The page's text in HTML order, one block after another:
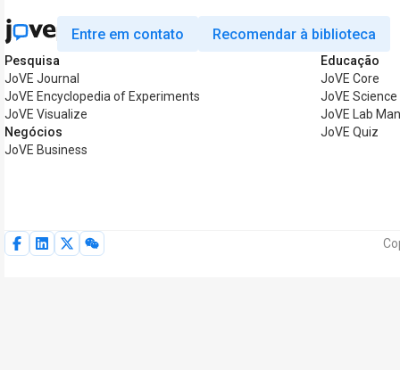
Entre em contato Recomendar à biblioteca
Pesquisa
JoVE Journal
JoVE Encyclopedia of Experiments
JoVE Visualize
Negócios
JoVE Business
Educação
JoVE Core
JoVE
JoVE Lab
JoVE Quiz